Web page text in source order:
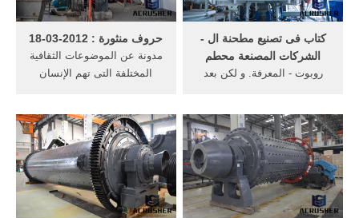
حروف منثورة : 2012-03-18
مدونة عن الموضوعات الثقافية
المختلفة التى تهم الإنسان
كتاب فى تصنيع مطحنة ال -
الشركات المصنعة محطم
روبوت - المعرفة. و لكن بعد